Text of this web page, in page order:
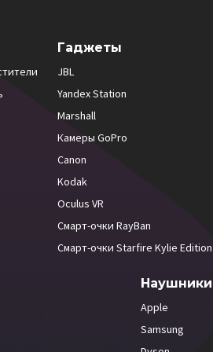
Гаджеты
JBL
Yandex Station
Marshall
Камеры GoPro
Canon
Kodak
Oculus VR
Смарт-очки RayBan
Смарт-очки Starfire Kylie Edition
Наушники
Apple
Samsung